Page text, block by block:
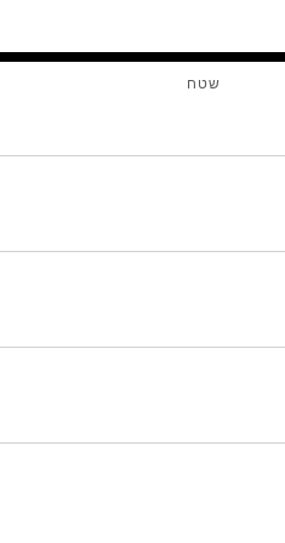
שטח